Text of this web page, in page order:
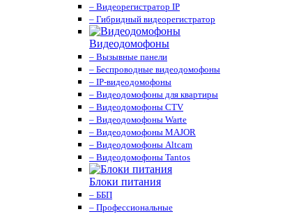
– Видеорегистратор IP
– Гибридный видеорегистратор
Видеодомофоны
– Вызывные панели
– Беспроводные видеодомофоны
– IP-видеодомофоны
– Видеодомофоны для квартиры
– Видеодомофоны CTV
– Видеодомофоны Warte
– Видеодомофоны MAJOR
– Видеодомофоны Altcam
– Видеодомофоны Tantos
Блоки питания
– ББП
– Профессиональные